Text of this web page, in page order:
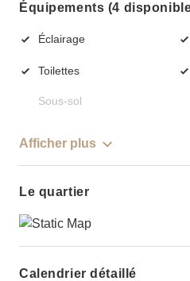
Équipements (4
Éclairage
Toilettes
Sous-sol
Afficher plus
Le quartier
Calendrier détaillé